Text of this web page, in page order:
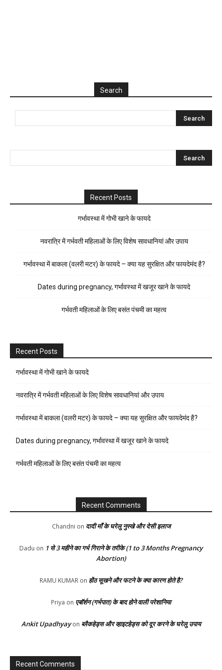
Search
Recent Posts
गर्भावस्था में गोभी खाने के फायदे
नवरात्रि में गर्भवती महिलाओं के लिए विशेष सावधानियां और उपाय
गर्भावस्था में बाकला (वलरी मटर) के फायदे – क्या यह सुरक्षित और फायदेमंद है?
Dates during pregnancy, गर्भावस्था में खजूर खाने के फायदे
गर्भवती महिलाओं के लिए बसंत पंचमी का महत्व
Recent Posts
गर्भावस्था में गोभी खाने के फायदे
नवरात्रि में गर्भवती महिलाओं के लिए विशेष सावधानियां और उपाय
गर्भावस्था में बाकला (वलरी मटर) के फायदे – क्या यह सुरक्षित और फायदेमंद है?
Dates during pregnancy, गर्भावस्था में खजूर खाने के फायदे
गर्भवती महिलाओं के लिए बसंत पंचमी का महत्व
Recent Comments
Chandni on दादी माँ के घरेलु नुस्खे और देसी इलाज
Dadu on 1 से 3 महीने का गर्भ गिराने के तरीके (1 to 3 Months Pregnancy
Abortion)
RAMU KUMAR on होंठ सूखने और फटने के क्या कारण होते है?
Priya on एबॉर्शन (गर्भपात) के बाद होने वाली परेशानिया
Ankit Upadhyayon ब्लैकहेड्स और व्हाइटहेड्स को दूर करने के घरेलु उपाय
Recent Comments